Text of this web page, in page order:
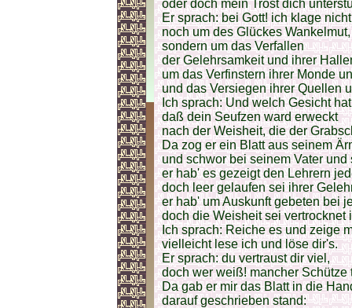
oder doch mein Trost dich
Er sprach: bei Gott! ich klage
noch um des Glückes Wankelmut,
sondern um das Verfallen
der Gelehrsamkeit und ihrer
um das Verfinstern ihrer Monde
und das Versiegen ihrer Quellen
Ich sprach: Und welch Gesicht
daß dein Seufzen ward erweckt
nach der Weisheit, die der
Da zog er ein Blatt aus seinem
und schwor bei seinem Vater und
er hab' es gezeigt den Lehrern
doch leer gelaufen sei ihrer
er hab' um Auskunft gebeten bei
doch die Weisheit sei vertrocknet
Ich sprach: Reiche es und zeige
vielleicht lese ich und löse dir's.
Er sprach: du vertraust dir viel,
doch wer weiß! mancher Schütze
Da gab er mir das Blatt in die
darauf geschrieben stand: